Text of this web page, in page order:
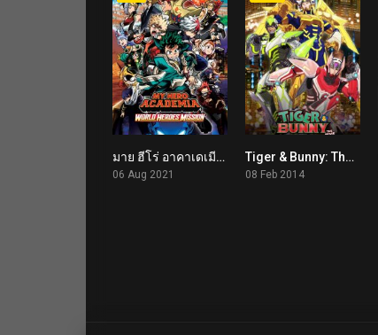
7.1มาย ฮีโร่ อาคาเดเมีย: รวมพลฮีโร่กู้วิกฤตโลก My Hero Academia: World Heroes’ Mission (2021)
06 Aug 2021
6.7
Tiger & Bunny: The Rising (2014)
08 Feb 2014